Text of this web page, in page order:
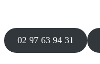
02 97 63 94 31